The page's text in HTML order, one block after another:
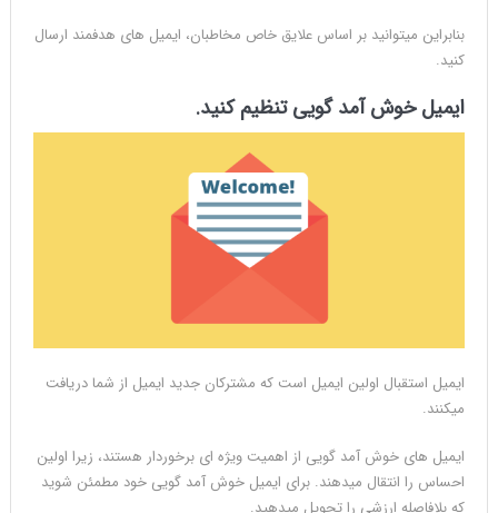
بنابراین میتوانید بر اساس علایق خاص مخاطبان، ایمیل های هدفمند ارسال
کنید.
ایمیل خوش آمد گویی تنظیم کنید.
ایمیل استقبال اولین ایمیل است که مشترکان جدید ایمیل از شما دریافت
میکنند.
ایمیل های خوش آمد گویی از اهمیت ویژه ای برخوردار هستند، زیرا اولین
احساس را انتقال میدهند. برای ایمیل خوش آمد گویی خود مطمئن شوید
که بلافاصله ارزشی را تحویل میدهید.